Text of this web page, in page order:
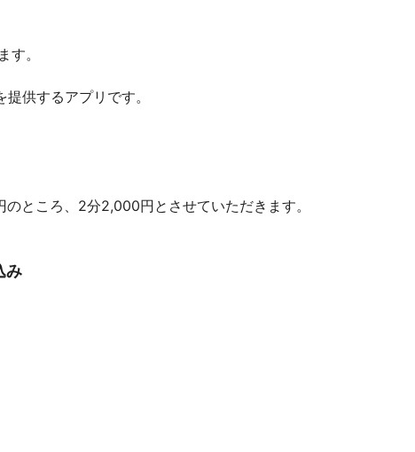
す。
供するアプリです。
ところ、2分2,000円とさせていただきます。
み